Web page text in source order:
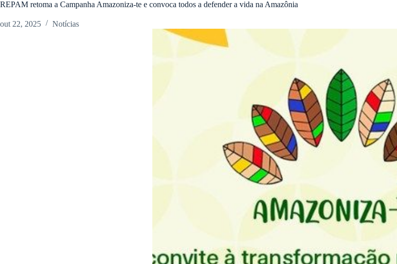
REPAM retoma a Campanha Amazoniza-te e convoca todos a defender a vida na Amazônia
out 22, 2025 Notícias